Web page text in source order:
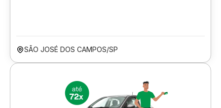
SÃO JOSÉ DOS CAMPOS/SP